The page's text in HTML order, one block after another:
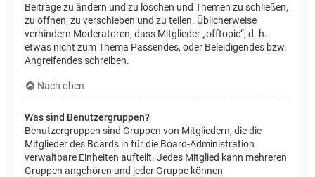
Beiträge zu ändern und zu löschen und Themen zu schließen,
zu öffnen, zu verschieben und zu teilen. Üblicherweise
verhindern Moderatoren, dass Mitglieder „offtopic“, d. h.
etwas nicht zum Thema Passendes, oder Beleidigendes bzw.
Angreifendes schreiben.
Nach oben
Was sind Benutzergruppen?
Benutzergruppen sind Gruppen von Mitgliedern, die die
Mitglieder des Boards in für die Board-Administration
verwaltbare Einheiten aufteilt. Jedes Mitglied kann mehreren
Gruppen angehören und jeder Gruppe können